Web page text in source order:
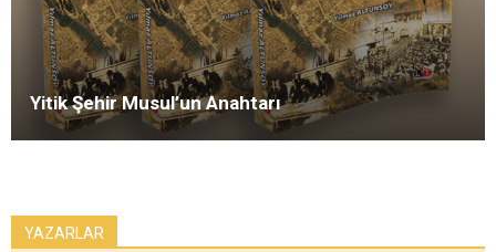
Yitik Şehir Musul’un Anahtarı
YAZARLAR